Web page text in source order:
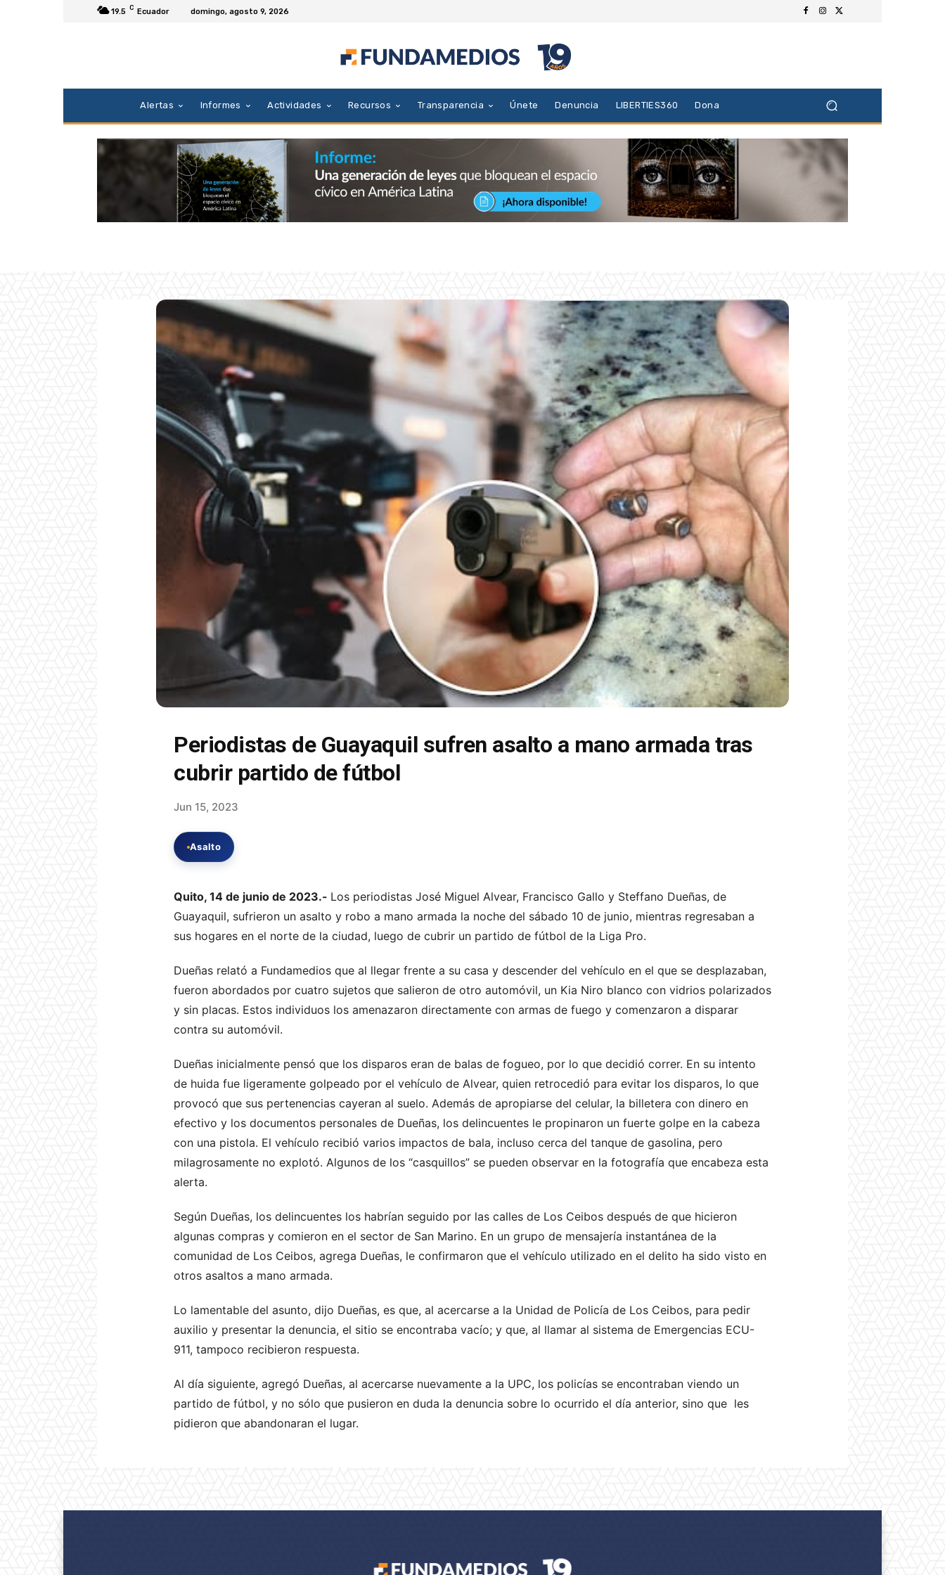
19.5 C Ecuador domingo, agosto 9, 2026
Alertas Informes Actividades Recursos Transparencia Únete Denuncia LIBERTIES360 Dona
Periodistas de Guayaquil sufren asalto a mano armada tras
cubrir partido de fútbol
Jun 15, 2023
Asalto
Quito, 14 de junio de 2023.- Los periodistas José Miguel Alvear, Francisco Gallo y Steffano Dueñas, de
Guayaquil, sufrieron un asalto y robo a mano armada la noche del sábado 10 de junio, mientras regresaban a
sus hogares en el norte de la ciudad, luego de cubrir un partido de fútbol de la Liga Pro.
Dueñas relató a Fundamedios que al llegar frente a su casa y descender del vehículo en el que se desplazaban,
fueron abordados por cuatro sujetos que salieron de otro automóvil, un Kia Niro blanco con vidrios polarizados
y sin placas. Estos individuos los amenazaron directamente con armas de fuego y comenzaron a disparar
contra su automóvil.
Dueñas inicialmente pensó que los disparos eran de balas de fogueo, por lo que decidió correr. En su intento
de huida fue ligeramente golpeado por el vehículo de Alvear, quien retrocedió para evitar los disparos, lo que
provocó que sus pertenencias cayeran al suelo. Además de apropiarse del celular, la billetera con dinero en
efectivo y los documentos personales de Dueñas, los delincuentes le propinaron un fuerte golpe en la cabeza
con una pistola. El vehículo recibió varios impactos de bala, incluso cerca del tanque de gasolina, pero
milagrosamente no explotó. Algunos de los “casquillos” se pueden observar en la fotografía que encabeza esta
alerta.
Según Dueñas, los delincuentes los habrían seguido por las calles de Los Ceibos después de que hicieron
algunas compras y comieron en el sector de San Marino. En un grupo de mensajería instantánea de la
comunidad de Los Ceibos, agrega Dueñas, le confirmaron que el vehículo utilizado en el delito ha sido visto en
otros asaltos a mano armada.
Lo lamentable del asunto, dijo Dueñas, es que, al acercarse a la Unidad de Policía de Los Ceibos, para pedir
auxilio y presentar la denuncia, el sitio se encontraba vacío; y que, al llamar al sistema de Emergencias ECU-
911, tampoco recibieron respuesta.
Al día siguiente, agregó Dueñas, al acercarse nuevamente a la UPC, los policías se encontraban viendo un
partido de fútbol, y no sólo que pusieron en duda la denuncia sobre lo ocurrido el día anterior, sino que les
pidieron que abandonaran el lugar.